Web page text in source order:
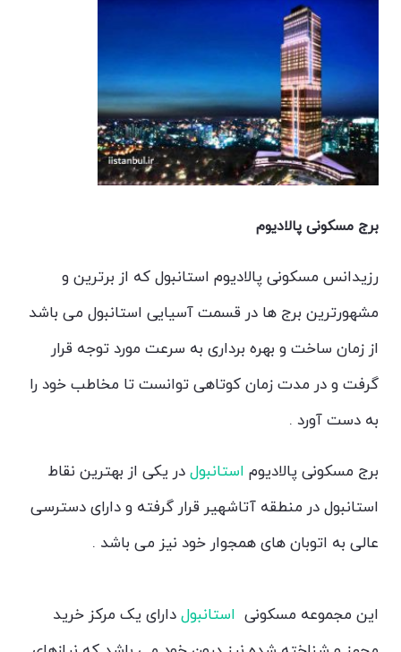
برج مسکونی پالادیوم
رزیدانس مسکونی پالادیوم استانبول که از برترین و
مشهورترین برج ها در قسمت آسیایی استانبول می باشد
از زمان ساخت و بهره برداری به سرعت مورد توجه قرار
گرفت و در مدت زمان کوتاهی توانست تا مخاطب خود را
به دست آورد .
برج مسکونی پالادیوم استانبول در یکی از بهترین نقاط
استانبول در منطقه آتاشهیر قرار گرفته و دارای دسترسی
عالی به اتوبان های همجوار خود نیز می باشد .
این مجموعه مسکونی استانبول دارای یک مرکز خرید